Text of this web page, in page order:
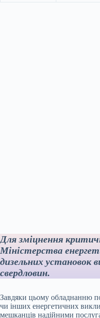
Для зміцнення
Міністерства
дизельних установок
свердловин.
Завдяки цьому обладнанню
чи інших енергетичних
мешканців надійними